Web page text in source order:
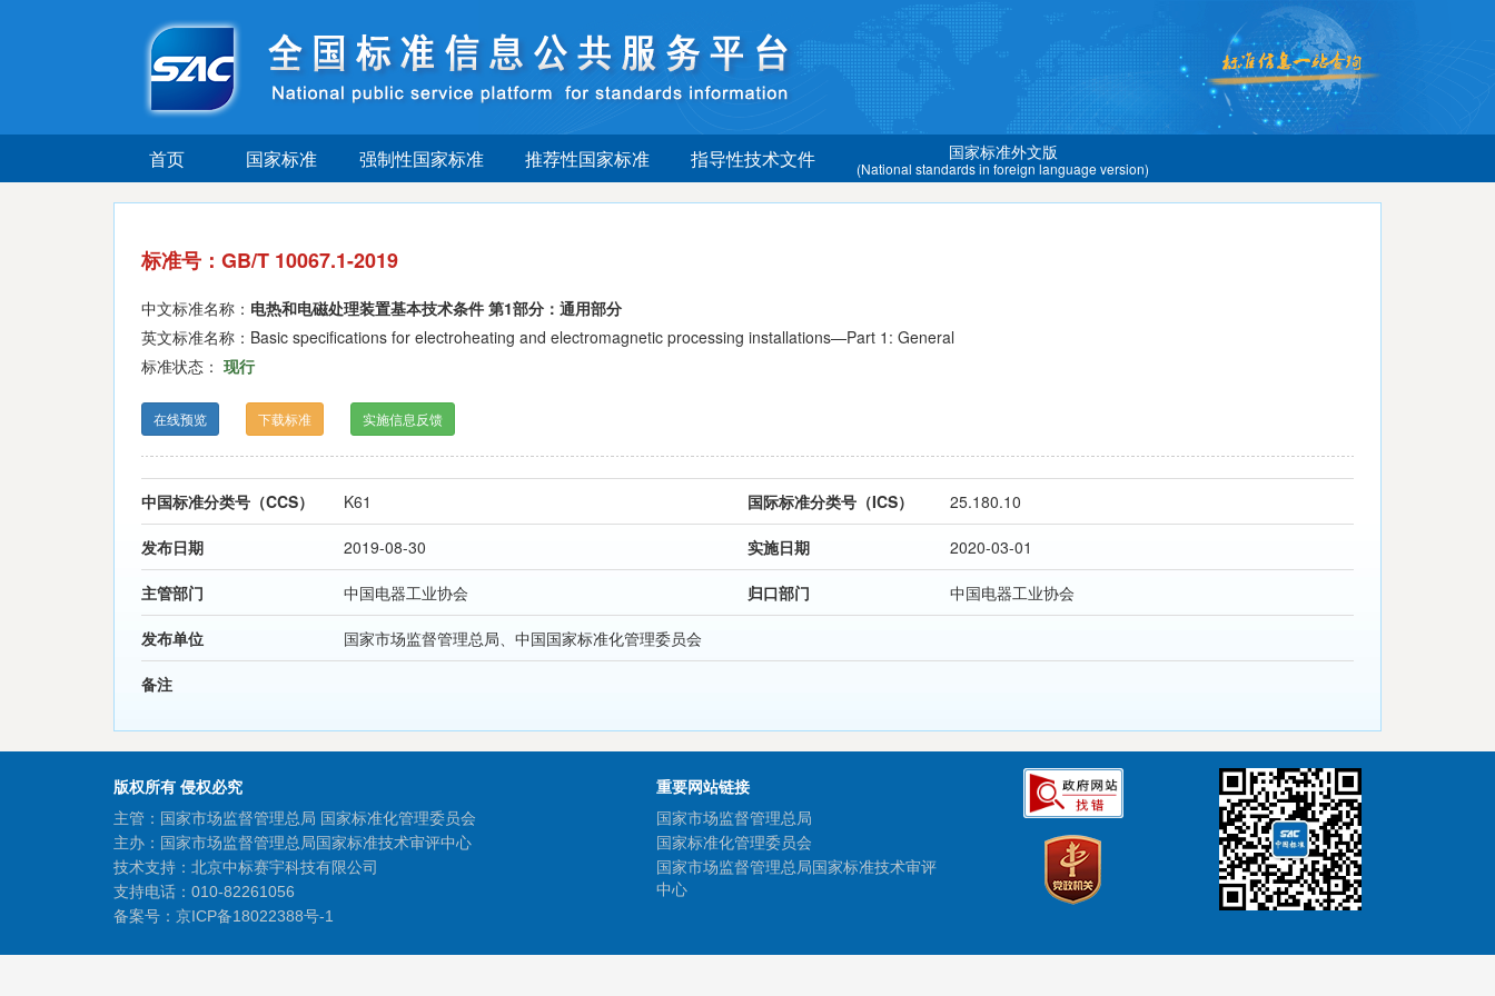
首页 国家标准 强制性国家标准 推荐性国家标准 指导性技术文件 国家标准外文版
(National standards in foreign language version)
标准号：GB/T 10067.1-2019
中文标准名称： 电热和电磁处理装置基本技术条件 第1部分：通用部分
英文标准名称：Basic specifications for electroheating and electromagnetic processing installations—Part 1: General
标准状态： 现行
在线预览 下载标准 实施信息反馈
中国标准分类号（CCS） K61 国际标准分类号（ICS） 25.180.10
发布日期 2019-08-30 实施日期 2020-03-01
主管部门 中国电器工业协会 归口部门 中国电器工业协会
发布单位 国家市场监督管理总局、中国国家标准化管理委员会
备注
版权所有 侵权必究
主管：国家市场监督管理总局 国家标准化管理委员会
主办：国家市场监督管理总局国家标准技术审评中心
技术支持：北京中标赛宇科技有限公司
支持电话：010-82261056
备案号： 京ICP备18022388号-1
重要网站链接
国家市场监督管理总局
国家标准化管理委员会
国家市场监督管理总局国家标准技术审评
中心